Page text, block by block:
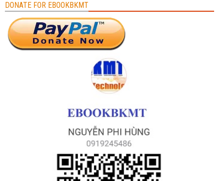
DONATE FOR EBOOKBKMT